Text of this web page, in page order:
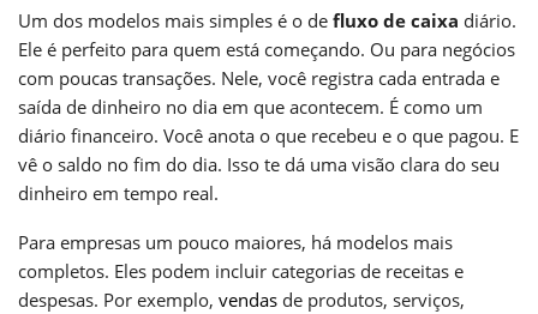
Um dos modelos mais simples é o de fluxo de caixa diário.
Ele é perfeito para quem está começando. Ou para negócios
com poucas transações. Nele, você registra cada entrada e
saída de dinheiro no dia em que acontecem. É como um
diário financeiro. Você anota o que recebeu e o que pagou. E
vê o saldo no fim do dia. Isso te dá uma visão clara do seu
dinheiro em tempo real.
Para empresas um pouco maiores, há modelos mais
completos. Eles podem incluir categorias de receitas e
despesas. Por exemplo, vendas de produtos, serviços,